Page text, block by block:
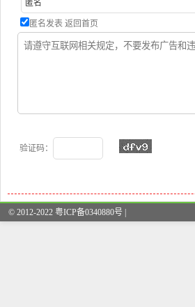
匿名发表 返回首页
验证码：
© 2012-2022 粤ICP备0340880号 |